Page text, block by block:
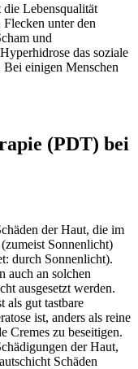
Lebensqualität
unter den
und
das soziale
einigen Menschen
(PDT) bei
der Haut, die im
Sonnenlicht)
durch Sonnenlicht).
auch an solchen
ausgesetzt werden.
als gut tastbare
ist, anders als reine
Cremes zu beseitigen.
der Haut,
Schäden